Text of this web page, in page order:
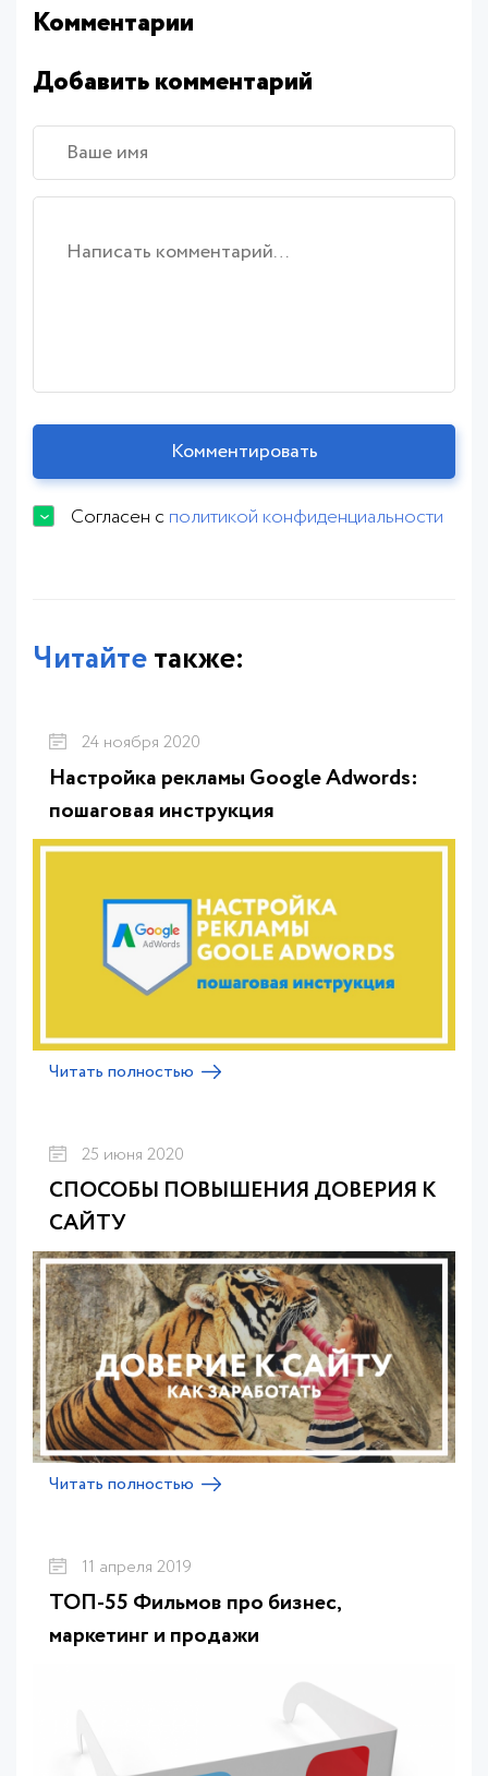
Комментарии
Добавить комментарий
Согласен сполитикой конфиденциальности
Читайтетакже:
24 ноября 2020
Настройка рекламы Google Adwords:
пошаговая инструкция
Читать полностью
25 июня 2020
СПОСОБЫ ПОВЫШЕНИЯ ДОВЕРИЯ К
САЙТУ
Читать полностью
11 апреля 2019
ТОП-55 Фильмов про бизнес,
маркетинг и продажи